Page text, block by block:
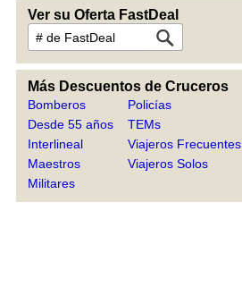
Ver su Oferta FastDeal
Más Descuentos de Cruceros
Bomberos
Desde 55 años
Interlineal
Maestros
Militares
Policías
TEMs
Viajeros Frecuentes
Viajeros Solos